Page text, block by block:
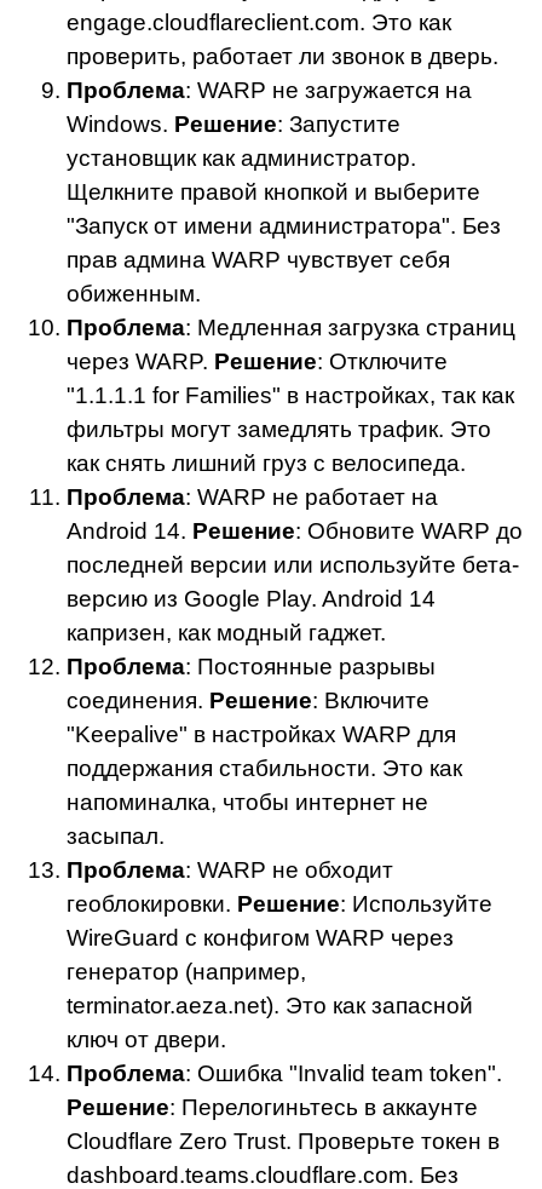
engage.cloudflareclient.com. Это как
проверить, работает ли звонок в дверь.
Проблема: WARP не загружается на
Windows. Решение: Запустите
установщик как администратор.
Щелкните правой кнопкой и выберите
"Запуск от имени администратора". Без
прав админа WARP чувствует себя
обиженным.
Проблема: Медленная загрузка страниц
через WARP. Решение: Отключите
"1.1.1.1 for Families" в настройках, так как
фильтры могут замедлять трафик. Это
как снять лишний груз с велосипеда.
Проблема: WARP не работает на
Android 14. Решение: Обновите WARP до
последней версии или используйте бета-
версию из Google Play. Android 14
капризен, как модный гаджет.
Проблема: Постоянные разрывы
соединения. Решение: Включите
"Keepalive" в настройках WARP для
поддержания стабильности. Это как
напоминалка, чтобы интернет не
засыпал.
Проблема: WARP не обходит
геоблокировки. Решение: Используйте
WireGuard с конфигом WARP через
генератор (например,
terminator.aeza.net). Это как запасной
ключ от двери.
Проблема: Ошибка "Invalid team token".
Решение: Перелогиньтесь в аккаунте
Cloudflare Zero Trust. Проверьте токен в
dashboard.teams.cloudflare.com. Без